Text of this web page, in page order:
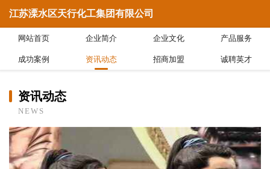
江苏溧水区天行化工集团有限公司
网站首页 企业简介 企业文化 产品服务
成功案例 资讯动态 招商加盟 诚聘英才
资讯动态
NEWS